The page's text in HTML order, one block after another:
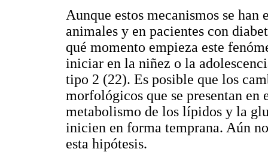
Aunque estos mecanismos se
animales y en pacientes con
qué momento empieza este
iniciar en la niñez o la
tipo 2 (22). Es posible que los
morfológicos que se presentan
metabolismo de los lípidos y la
inicien en forma temprana. Aún
esta hipótesis.